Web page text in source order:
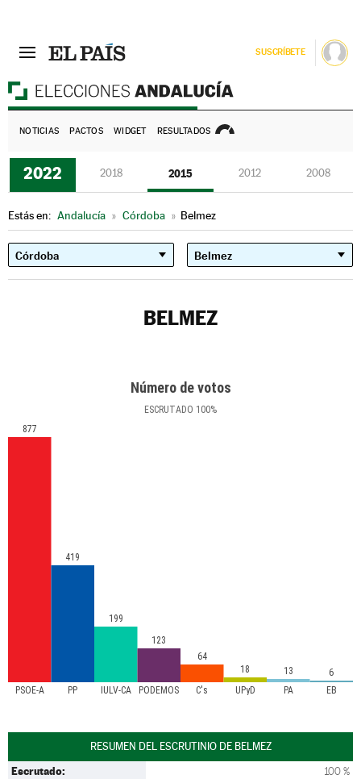
SUSCRÍBETE
NOTICIAS PACTOS WIDGET RESULTADOS
2022 2018 2015 2012 2008
Estás en: Andalucía » Córdoba » Belmez
BELMEZ
Número de votos
ESCRUTADO 100%
PSOE-A PP IULV-CA PODEMOS C's UPyD PA EB
877
419
199
123
64
18
13 6
RESUMEN DEL ESCRUTINIO DE BELMEZ
Escrutado: 100 %